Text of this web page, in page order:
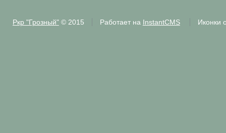
Ркр "Грозный"© 2015 Работает на InstantCMS Иконки